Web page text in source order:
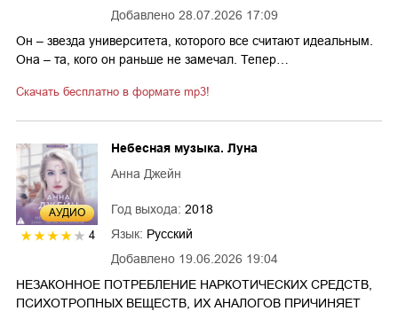
Добавлено 28.07.2026 17:09
Он – звезда университета, которого все считают идеальным.
Она – та, кого он раньше не замечал. Тепер…
Скачать бесплатно в формате mp3!
AУДИО
4
Добавлено 19.06.2026 19:04
Небесная музыка. Луна
Анна Джейн
Год выхода: 2018
Язык: Русский
НЕЗАКОННОЕ ПОТРЕБЛЕНИЕ НАРКОТИЧЕСКИХ СРЕДСТВ,
ПСИХОТРОПНЫХ ВЕЩЕСТВ, ИХ АНАЛОГОВ ПРИЧИНЯЕТ